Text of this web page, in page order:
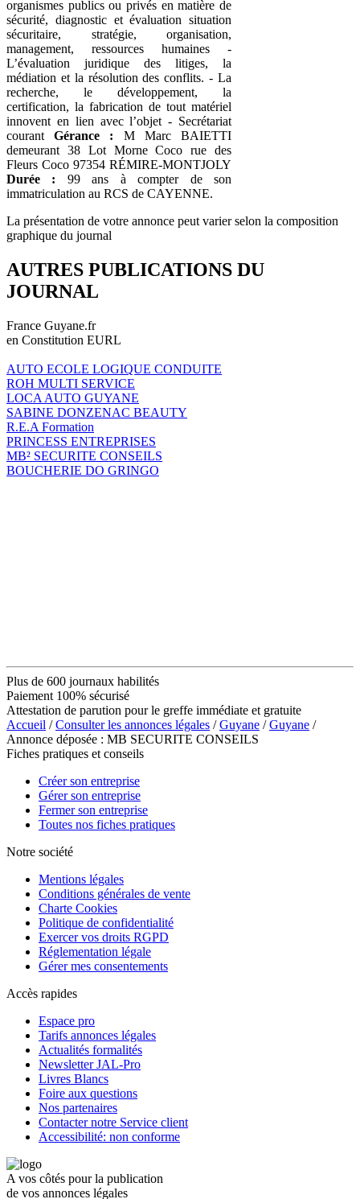
organismes publics ou privés en matière de
sécurité, diagnostic et évaluation situation
sécuritaire, stratégie, organisation,
management, ressources humaines -
L’évaluation juridique des litiges, la
médiation et la résolution des conflits. - La
recherche, le développement, la
certification, la fabrication de tout matériel
innovent en lien avec l’objet - Secrétariat
courantGérance : M Marc BAIETTI
demeurant 38 Lot Morne Coco rue des
Fleurs Coco 97354 RÉMIRE-MONTJOLY
Durée : 99 ans à compter de son
immatriculation au RCS de CAYENNE.
La présentation de votre annonce peut varier selon la composition
graphique du journal
AUTRES PUBLICATIONS DU
JOURNAL
France Guyane.fr
en Constitution EURL
AUTO ECOLE LOGIQUE CONDUITE
ROH MULTI SERVICE
LOCA AUTO GUYANE
SABINE DONZENAC BEAUTY
R.E.A Formation
PRINCESS ENTREPRISES
MB² SECURITE CONSEILS
BOUCHERIE DO GRINGO
Plus de 600 journaux habilités
Paiement 100% sécurisé
Attestation de parution pour le greffe immédiate et gratuite
Accueil /Consulter les annonces légales /Guyane /Guyane /
Annonce déposée : MB SECURITE CONSEILS
Fiches pratiques et conseils
Créer son entreprise
Gérer son entreprise
Fermer son entreprise
Toutes nos fiches pratiques
Notre société
Mentions légales
Conditions générales de vente
Charte Cookies
Politique de confidentialité
Exercer vos droits RGPD
Réglementation légale
Gérer mes consentements
Accès rapides
Espace pro
Tarifs annonces légales
Actualités formalités
Newsletter JAL-Pro
Livres Blancs
Foire aux questions
Nos partenaires
Contacter notre Service client
Accessibilité: non conforme
A vos côtés pour la publication
de vos annonces légales